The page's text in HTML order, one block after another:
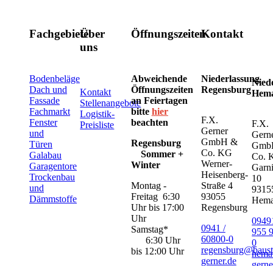
Fachgebiete
Bodenbeläge
Dach und
Fassade
Fachmarkt
Fenster
und
Türen
Galabau
Garagentore
Trockenbau
und
Dämmstoffe
Über
uns
Kontakt
Stellenangebote
Logistik-
Preisliste
Öffnungszeiten
Abweichende
Öffnungszeiten
an Feiertagen
bitte hier
beachten
Regensburg
Sommer +
Winter
Montag -
Freitag 6:30
Uhr bis 17:00
Uhr
Samstag*
6:30 Uhr
bis 12:00 Uhr
Kontakt
Niederlassung
Regensburg
F.X.
Gerner
GmbH &
Co. KG
Werner-
Heisenberg-
Straße 4
93055
Regensburg
0941 /
60800-0
gerner.de
F.X.
Co.
10
955
0